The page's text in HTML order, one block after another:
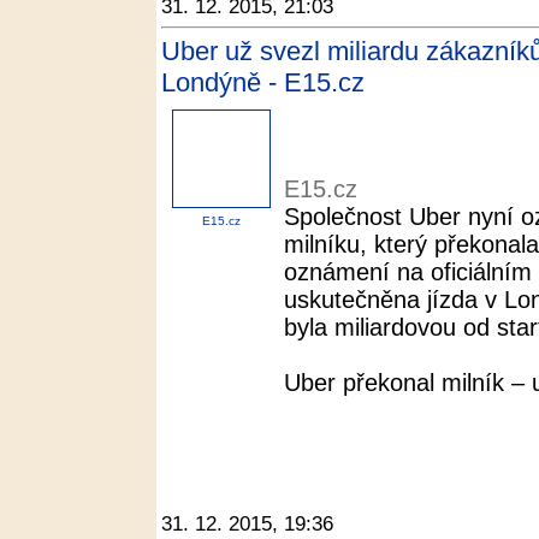
31. 12. 2015, 21:03
Uber už svezl miliardu
Londýně - E15.cz
E15.cz
E15.cz
Společnost Uber nyní
milníku, který
oznámení na
uskutečněna jízda v
byla miliardovou od
Uber překonal milník –
31. 12. 2015, 19:36